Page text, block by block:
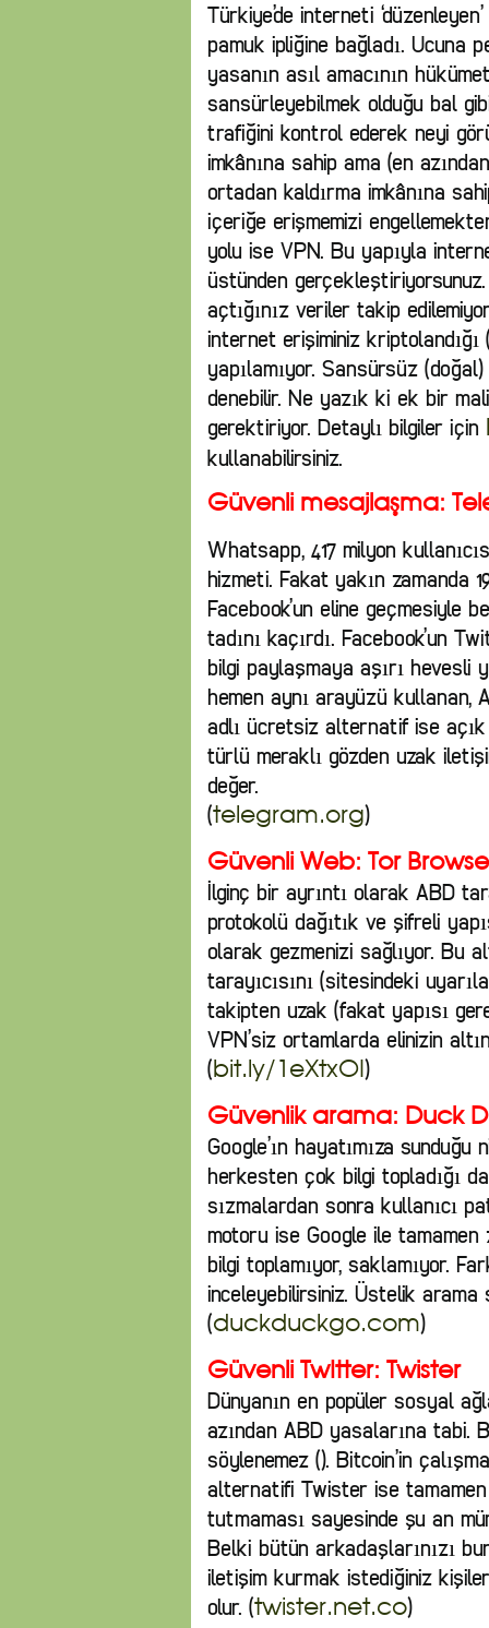
Türkiye’de interneti
pamuk ipliğine bağladı. Ucuna
yasanın asıl amacının
sansürleyebilmek olduğu bal
trafiğini kontrol ederek neyi
imkânına sahip ama (en
ortadan kaldırma imkânına
içeriğe erişmemizi
yolu ise VPN. Bu yapıyla
üstünden
açtığınız veriler takip
internet erişiminiz
yapılamıyor. Sansürsüz
denebilir. Ne yazık ki ek bir
gerektiriyor. Detaylı bilgiler için
kullanabilirsiniz.
Güvenli mesajlaşma:
Whatsapp, 417 milyon
hizmeti. Fakat yakın zamanda
Facebook’un eline geçmesiyle
tadını kaçırdı. Facebook’un
bilgi paylaşmaya aşırı hevesli
hemen aynı arayüzü kullanan,
adlı ücretsiz alternatif ise
türlü meraklı gözden uzak
değer.
(telegram.org)
Güvenli Web: Tor
İlginç bir ayrıntı olarak ABD
protokolü dağıtık ve şifreli
olarak gezmenizi sağlıyor. Bu
tarayıcısını (sitesindeki
takipten uzak (fakat yapısı
VPN’siz ortamlarda elinizin
(bit.ly/1eXtxOI )
Güvenlik arama: Duck
Google’ın hayatımıza
herkesten çok bilgi topladığı
sızmalardan sonra kullanıcı
motoru ise Google ile
bilgi toplamıyor, saklamıyor.
inceleyebilirsiniz. Üstelik
(duckduckgo.com)
Güvenli TwItter: Twister
Dünyanın en popüler sosyal
azından ABD yasalarına tabi.
söylenemez (). Bitcoin’in
alternatifi Twister ise
tutmaması sayesinde şu an
Belki bütün arkadaşlarınızı
iletişim kurmak istediğiniz
olur. (twister.net.co)